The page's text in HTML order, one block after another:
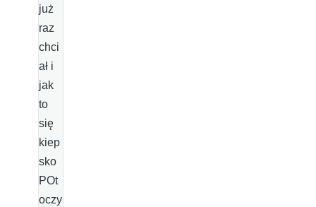
już
raz
chci
ał i
jak
to
się
kiep
sko
POt
oczy